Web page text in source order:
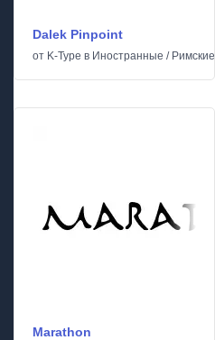
Dalek Pinpoint
от K-Type в Иностранные /
Marathon